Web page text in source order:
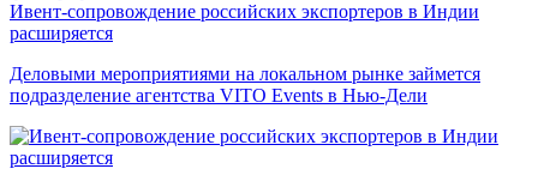
Ивент-сопровождение российских экспортеров в Индии
расширяется
Деловыми мероприятиями на локальном рынке займется
подразделение агентства VITO Events в Нью-Дели